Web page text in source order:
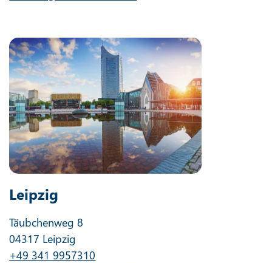
Leipzig
Täubchenweg 8
04317 Leipzig
+49 341 9957310